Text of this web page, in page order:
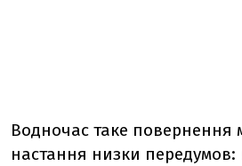
Водночас таке
настання низки передумов: